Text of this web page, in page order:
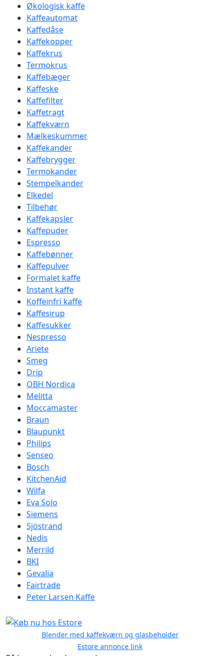
Økologisk kaffe
Kaffeautomat
Kaffedåse
Kaffekopper
Kaffekrus
Termokrus
Kaffebæger
Kaffeske
Kaffefilter
Kaffetragt
Kaffekværn
Mælkeskummer
Kaffekander
Kaffebrygger
Termokander
Stempelkander
Elkedel
Tilbehør
Kaffekapsler
Kaffepuder
Espresso
Kaffebønner
Kaffepulver
Formalet kaffe
Instant kaffe
Koffeinfri kaffe
Kaffesirup
Kaffesukker
Nespresso
Ariete
Smeg
Drip
OBH Nordica
Melitta
Moccamaster
Braun
Blaupunkt
Philips
Senseo
Bosch
KitchenAid
Wilfa
Eva Solo
Siemens
Sjöstrand
Nedis
Merrild
BKI
Gevalia
Fairtrade
Peter Larsen Kaffe
Blender med kaffekværn og glasbeholder
Estore annonce link